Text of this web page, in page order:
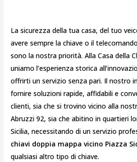
La sicurezza della tua casa, del tuo
avere sempre la chiave o il
sono la nostra priorità. Alla Casa della
uniamo l’esperienza storica
offrirti un servizio senza pari. Il nostro
fornire soluzioni rapide, affidabili e
clienti, sia che si trovino vicino alla
Abruzzi 92, sia che abitino in quartieri
Sicilia, necessitando di un servizio
chiavi doppia mappa vicino Piazza
qualsiasi altro tipo di chiave.